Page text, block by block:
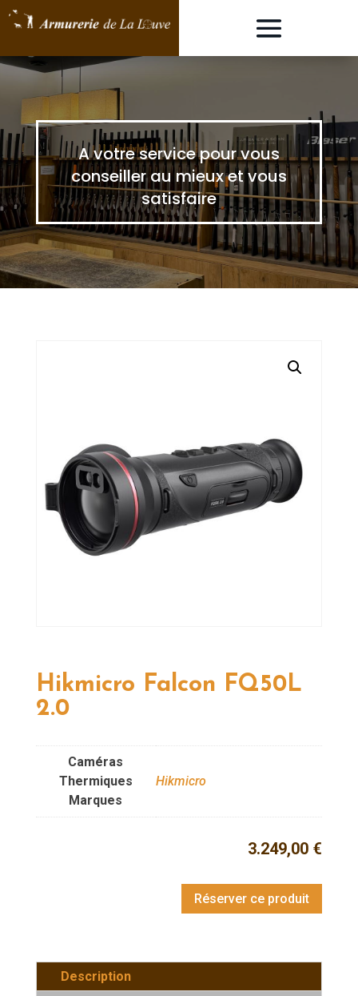
A votre service pour vous
conseiller au mieux et vous
satisfaire
Hikmicro Falcon FQ50L
2.0
Caméras
Thermiques
Marques
Hikmicro
3.249,00 €
Réserver ce produit
Description